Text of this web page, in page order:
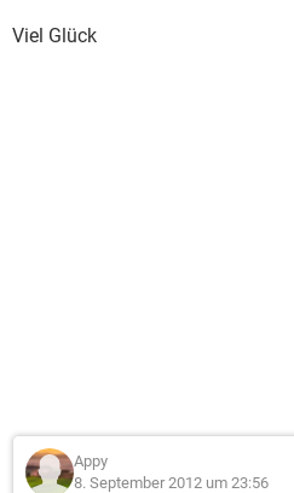
Viel Glück
Appy
8. September 2012 um 23:56